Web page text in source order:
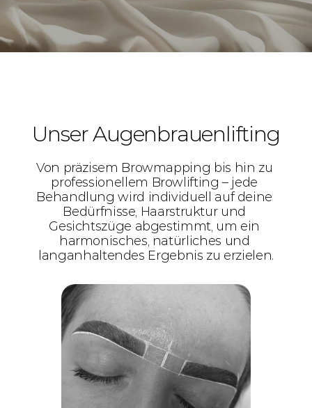
Unser Augenbrauenlifting
Von präzisem Browmapping bis hin zu
professionellem Browlifting – jede
Behandlung wird individuell auf deine
Bedürfnisse, Haarstruktur und
Gesichtszüge abgestimmt, um ein
harmonisches, natürliches und
langanhaltendes Ergebnis zu erzielen.